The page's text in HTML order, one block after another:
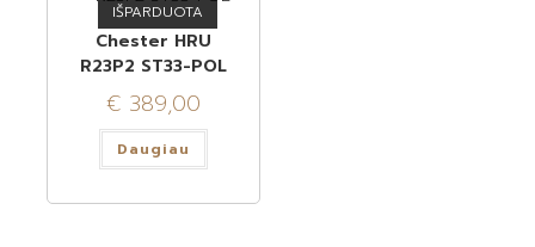
IŠPARDUOTA
Chester HRU
R23P2 ST33-POL
€389,00
Daugiau